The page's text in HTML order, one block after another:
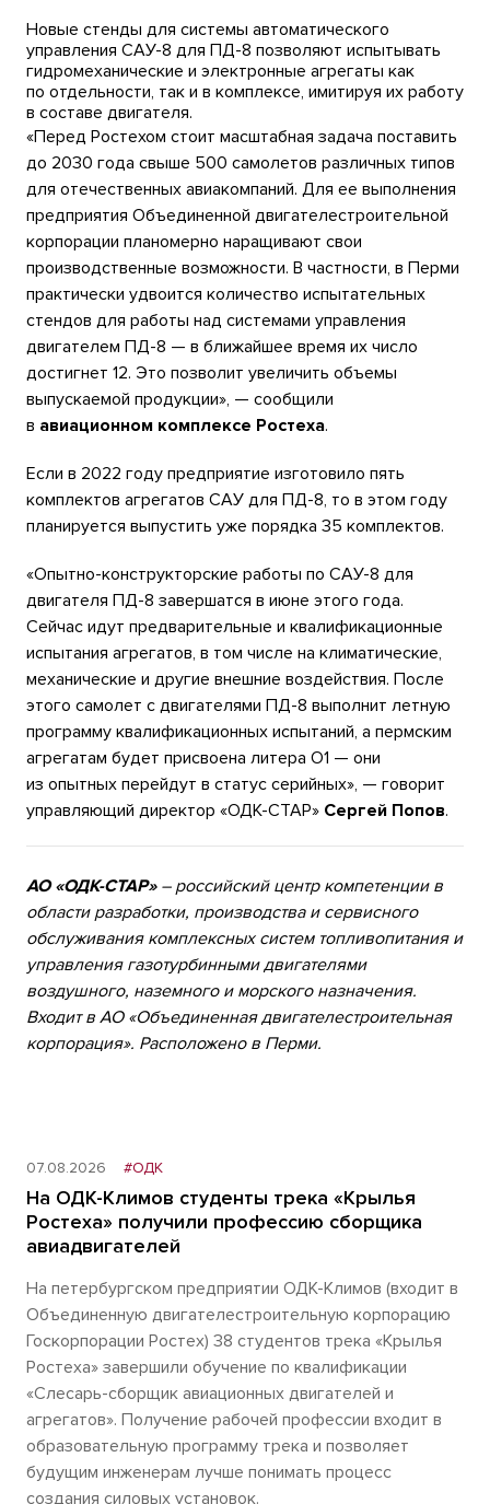
Новые стенды для системы автоматического
управления САУ-8 для ПД-8 позволяют испытывать
гидромеханические и электронные агрегаты как
по отдельности, так и в комплексе, имитируя их работу
в составе двигателя.
«Перед Ростехом стоит масштабная задача поставить
до 2030 года свыше 500 самолетов различных типов
для отечественных авиакомпаний. Для ее выполнения
предприятия Объединенной двигателестроительной
корпорации планомерно наращивают свои
производственные возможности. В частности, в Перми
практически удвоится количество испытательных
стендов для работы над системами управления
двигателем ПД-8 — в ближайшее время их число
достигнет 12. Это позволит увеличить объемы
выпускаемой продукции», — сообщили
в авиационном комплексе Ростеха.
Если в 2022 году предприятие изготовило пять
комплектов агрегатов САУ для ПД-8, то в этом году
планируется выпустить уже порядка 35 комплектов.
«Опытно-конструкторские работы по САУ-8 для
двигателя ПД-8 завершатся в июне этого года.
Сейчас идут предварительные и квалификационные
испытания агрегатов, в том числе на климатические,
механические и другие внешние воздействия. После
этого самолет с двигателями ПД-8 выполнит летную
программу квалификационных испытаний, а пермским
агрегатам будет присвоена литера О1 — они
из опытных перейдут в статус серийных», — говорит
управляющий директор «ОДК-СТАР» Сергей Попов.
АО «ОДК-СТАР» – российский центр компетенции в
области разработки, производства и сервисного
обслуживания комплексных систем топливопитания и
управления газотурбинными двигателями
воздушного, наземного и морского назначения.
Входит в АО «Объединенная двигателестроительная
корпорация». Расположено в Перми.
07.08.2026 #ОДК
На ОДК-Климов студенты трека «Крылья
Ростеха» получили профессию сборщика
авиадвигателей
На петербургском предприятии ОДК-Климов (входит в
Объединенную двигателестроительную корпорацию
Госкорпорации Ростех) 38 студентов трека «Крылья
Ростеха» завершили обучение по квалификации
«Слесарь-сборщик авиационных двигателей и
агрегатов». Получение рабочей профессии входит в
образовательную программу трека и позволяет
будущим инженерам лучше понимать процесс
создания силовых установок.